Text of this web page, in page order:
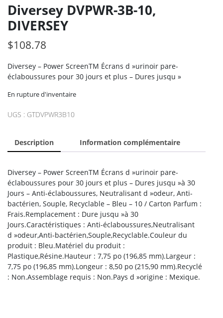
Diversey DVPWR-3B-10,
DIVERSEY
$108.78
Diversey – Power ScreenTM Écrans d »urinoir pare-
éclaboussures pour 30 jours et plus – Dures jusqu »
En rupture d'inventaire
UGS : GTDVPWR3B10
Description Information complémentaire
Diversey – Power ScreenTM Écrans d »urinoir pare-
éclaboussures pour 30 jours et plus – Dures jusqu »à 30
Jours – Anti-éclaboussures, Neutralisant d »odeur, Anti-
bactérien, Souple, Recyclable – Bleu – 10 / Carton Parfum :
Frais.Remplacement : Dure jusqu »à 30
Jours.Caractéristiques : Anti-éclaboussures,Neutralisant
d »odeur,Anti-bactérien,Souple,Recyclable.Couleur du
produit : Bleu.Matériel du produit :
Plastique,Résine.Hauteur : 7,75 po (196,85 mm).Largeur :
7,75 po (196,85 mm).Longeur : 8,50 po (215,90 mm).Recyclé
: Non.Assemblage requis : Non.Pays d »origine : Mexique.